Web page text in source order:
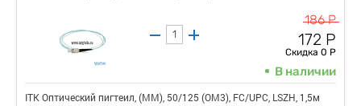
186 Р
172 Р
Скидка 0 Р
В наличии
ITK Оптический пигтеил, (MM), 50/125 (OM3), FC/UPC, LSZH, 1,5м